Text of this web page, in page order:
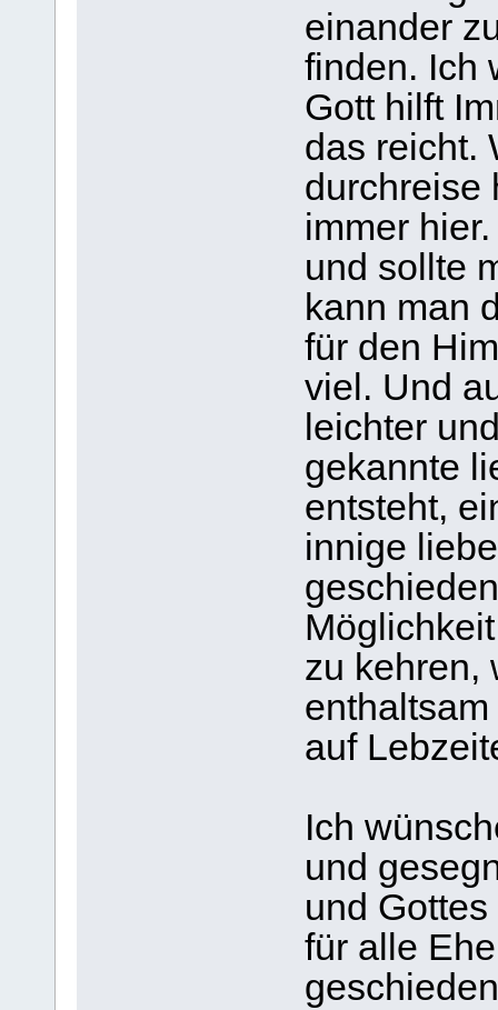
einander
finden. Ich
Gott hilft
das reicht.
durchreise
immer
und sollte
kann man
für den
viel. Und
leichter
gekannte
entsteht,
innige
zu kehren,
auf
Ich
und
und
für alle